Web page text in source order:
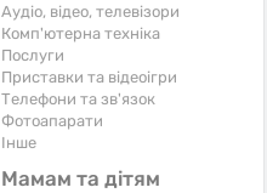
Аудіо, відео, телевізори
Комп'ютерна техніка
Послуги
Приставки та відеоігри
Телефони та зв'язок
Фотоапарати
Iнше
Мамам та дітям